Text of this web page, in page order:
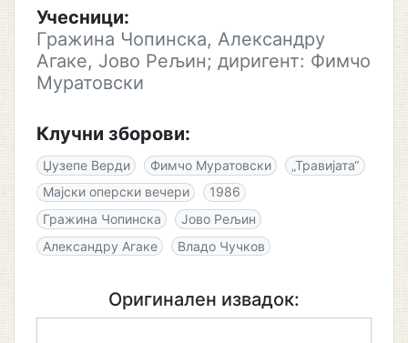
Учесници:
Гражина Чопинска, Александру
Агаке, Јово Рељин; диригент: Фимчо
Муратовски
Клучни зборови:
Џузепе Верди Фимчо Муратовски
„Травијата“
Мајски оперски вечери
1986
Гражина Чопинска
Јово Рељин
Александру Агаке
Владо Чучков
Оригинален извадок: